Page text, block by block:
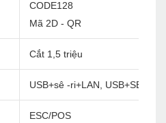
CODE128
Mã 2D - QR
Cắt 1,5 triệu
USB+sê -ri+LAN,
ESC/POS